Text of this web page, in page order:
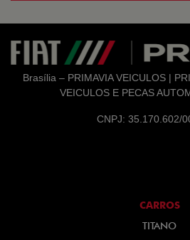
Brasília – PRIMAVIA VEICULOS |
VEICULOS E PECAS
CNPJ: 35.170.602/
CARROS
TITANO